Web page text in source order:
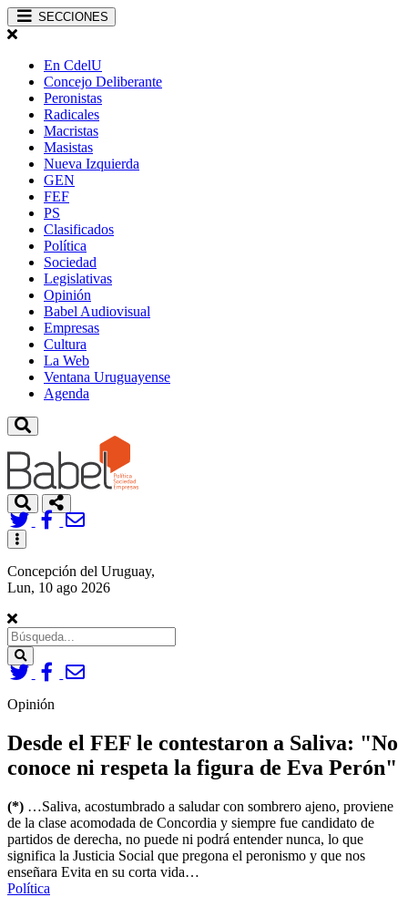
SECCIONES
En CdelU
Concejo Deliberante
Peronistas
Radicales
Macristas
Masistas
Nueva Izquierda
GEN
FEF
PS
Clasificados
Política
Sociedad
Legislativas
Opinión
Babel Audiovisual
Empresas
Cultura
La Web
Ventana Uruguayense
Agenda
Toggle
navigation
Concepción del Uruguay,
Lun, 10 ago 2026
Search
Opinión
Desde el FEF le contestaron a Saliva: "No
conoce ni respeta la figura de Eva Perón"
(*) …Saliva, acostumbrado a saludar con sombrero ajeno, proviene
de la clase acomodada de Concordia y siempre fue candidato de
partidos de derecha, no puede ni podrá entender nunca, lo que
significa la Justicia Social que pregona el peronismo y que nos
enseñara Evita en su corta vida…
Política